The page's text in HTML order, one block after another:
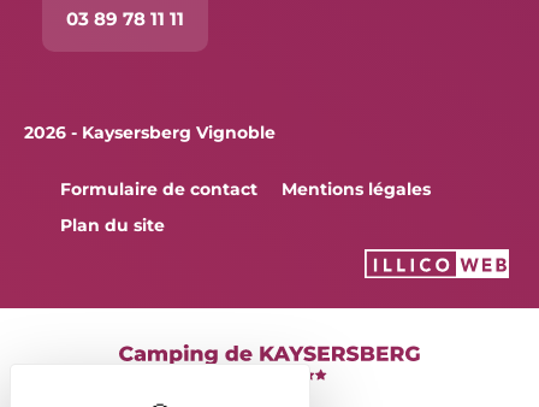
03 89 78 11 11
2026 - Kaysersberg Vignoble
Formulaire de contact
Mentions légales
Plan du site